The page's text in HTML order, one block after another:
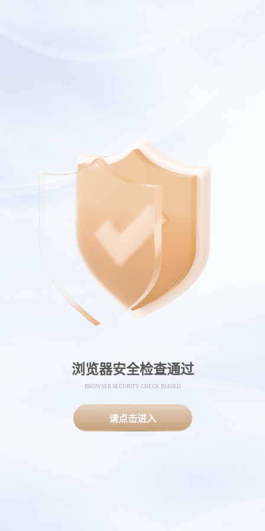
浏览器安全检查通过
BROWSER SECURITY CHECK PASSED
请点击进入